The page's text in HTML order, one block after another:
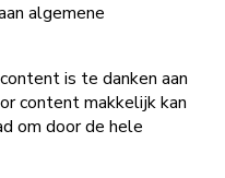
algemene
is te danken aan
content makkelijk kan
om door de hele